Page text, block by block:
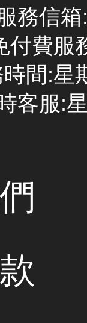
務信
付費服
間:星
客服: